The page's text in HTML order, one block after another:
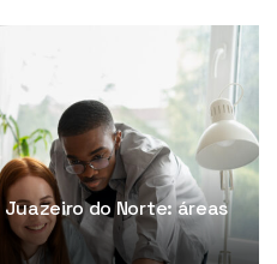
do Norte: áreas